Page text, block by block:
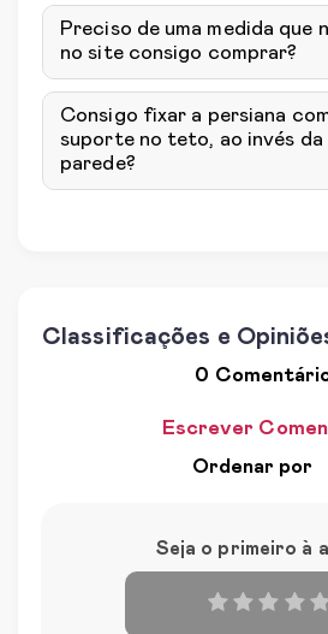
Preciso de uma medida que
no site consigo comprar?
Consigo fixar a persiana
suporte no teto, ao invés da
parede?
Classificações e
0
Escrever
Seja o primeiro à